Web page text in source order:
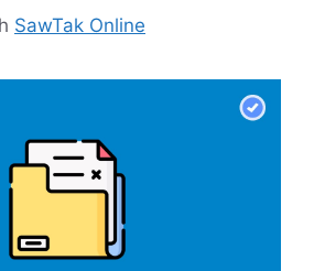
SawTak Online